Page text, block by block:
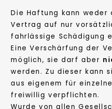
Die Haftung kann weder
Vertrag auf nur
fahrlässige Schädigung
Eine Verschärfung der
möglich, sie darf aber
werden. Zu dieser kann
aus eigenem für
freiwillig verpflichten.
Wurde von allen